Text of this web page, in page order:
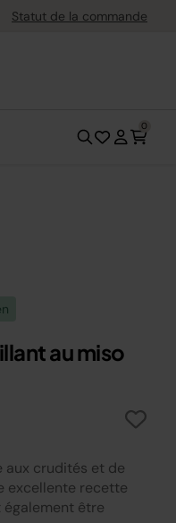
Statut de la commande
0
au miso
aux crudités et de
excellente recette
être